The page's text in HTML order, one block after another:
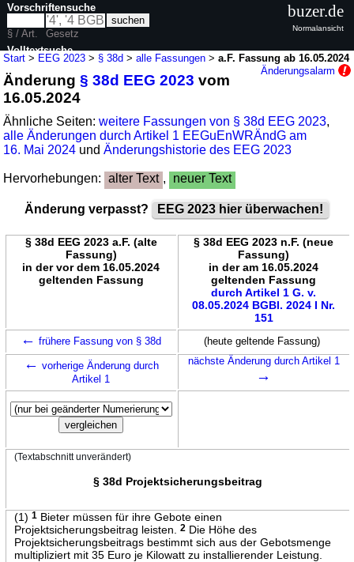
Start > EEG 2023 > § 38d >alle Fassungen >a.F. Fassung ab 16.05.2024
Änderungsalarm
Änderung§ 38d EEG 2023 vom
16.05.2024
Ähnliche Seiten:weitere Fassungen von § 38d EEG 2023,
alle Änderungen durch Artikel 1 EEGuEnWRÄndG am
16. Mai 2024 undÄnderungshistorie des EEG 2023
Hervorhebungen: alter Text , neuer Text
Änderung verpasst? EEG 2023 hier überwachen!
§ 38d EEG 2023 a.F. (alte
Fassung)
in der vor dem 16.05.2024
geltenden Fassung
§ 38d EEG 2023 n.F. (neue
Fassung)
in der am 16.05.2024
geltenden Fassung
durch Artikel 1 G. v.
08.05.2024 BGBl. 2024 I Nr.
151
← frühere Fassung von § 38d (heute geltende Fassung)
← vorherige Änderung durch
Artikel 1
nächste Änderung durch Artikel 1
→
(Textabschnitt unverändert)
§ 38d Projektsicherungsbeitrag
(1) 1Bieter müssen für ihre Gebote einen
Projektsicherungsbeitrag leisten.
2Die Höhe des
Projektsicherungsbeitrags bestimmt sich aus der Gebotsmenge
multipliziert mit 35 Euro je Kilowatt zu installierender Leistung.
Vorschriftensuche
§ / Art.
Gesetz
Volltextsuche
nur in EEG 2023
buzer.de
Normalansicht